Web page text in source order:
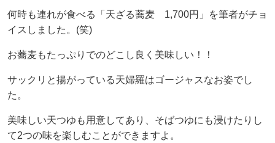
何時も連れが食べる「天ざる蕎麦 1,700円」を筆者がチョ
イスしました。(笑)
お蕎麦もたっぷりでのどこし良く美味しい！！
サックリと揚がっている天婦羅はゴージャスなお姿でし
た。
美味しい天つゆも用意してあり、そばつゆにも浸けたりし
て2つの味を楽しむことができますよ。